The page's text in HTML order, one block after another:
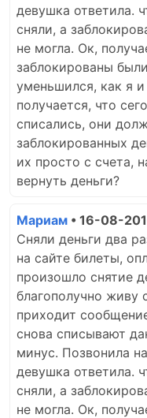
девушка ответила.
сняли, а
не могла. Ок,
заблокированы
уменьшился, как я
получается, что
списались, они
заблокированных
их просто с счета,
вернуть деньги?
Мариам • 16-08-
Сняли деньги два
на сайте билеты,
произошло снятие
благополучно живу
приходит
снова списывают
минус. Позвонила
девушка ответила.
сняли, а
не могла. Ок,